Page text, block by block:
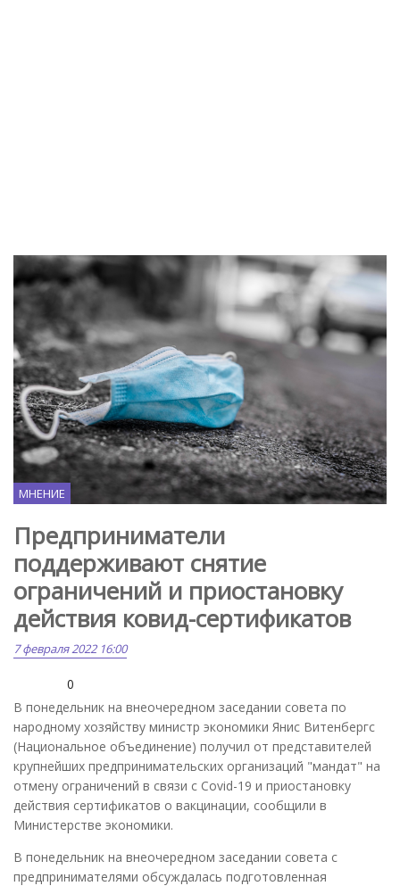
МНЕНИЕ
Предприниматели
поддерживают снятие
ограничений и приостановку
действия ковид-сертификатов
7 февраля 2022 16:00
0
В понедельник на внеочередном заседании совета по
народному хозяйству министр экономики Янис Витенбергс
(Национальное объединение) получил от представителей
крупнейших предпринимательских организаций "мандат" на
отмену ограничений в связи с Covid-19 и приостановку
действия сертификатов о вакцинации, сообщили в
Министерстве экономики.
В понедельник на внеочередном заседании совета с
предпринимателями обсуждалась подготовленная